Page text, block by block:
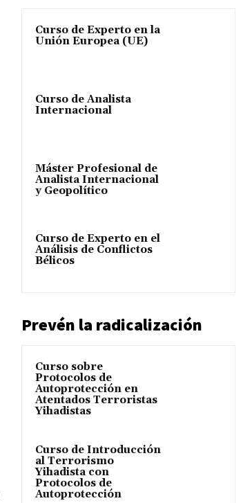
Curso de Experto en la
Unión Europea (UE)
Curso de Analista
Internacional
Máster Profesional de
Analista Internacional
y Geopolítico
Curso de Experto en el
Análisis de Conflictos
Bélicos
Prevén la radicalización
Curso sobre
Protocolos de
Autoprotección en
Atentados Terroristas
Yihadistas
Curso de Introducción
al Terrorismo
Yihadista con
Protocolos de
Autoprotección